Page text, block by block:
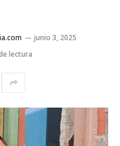
junio 3, 2025
lectura